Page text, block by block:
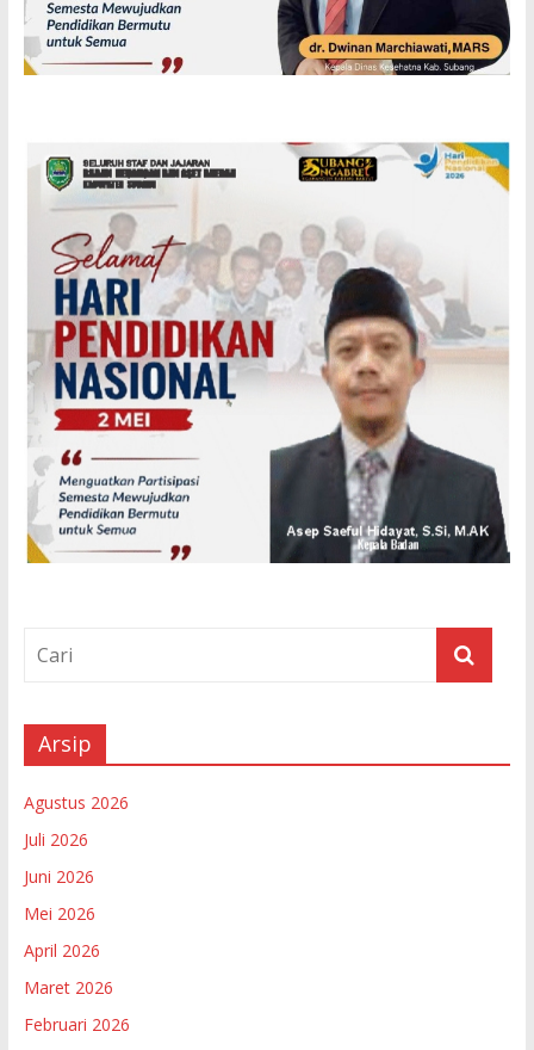
Arsip
Agustus 2026
Juli 2026
Juni 2026
Mei 2026
April 2026
Maret 2026
Februari 2026